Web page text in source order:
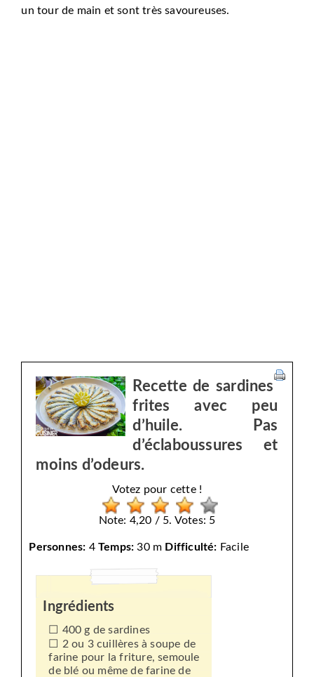
un tour de main et sont très savoureuses.
Recette de sardines
frites avec peu
d’huile. Pas
d’éclaboussures et
moins d’odeurs.
Votez pour cette !
Note: 4,20 / 5. Votes: 5
Personnes: 4 Temps: 30 m Difficulté: Facile
Ingrédients
400 g de sardines
2 ou 3 cuillères à soupe de
farine pour la friture, semoule
de blé ou même de farine de